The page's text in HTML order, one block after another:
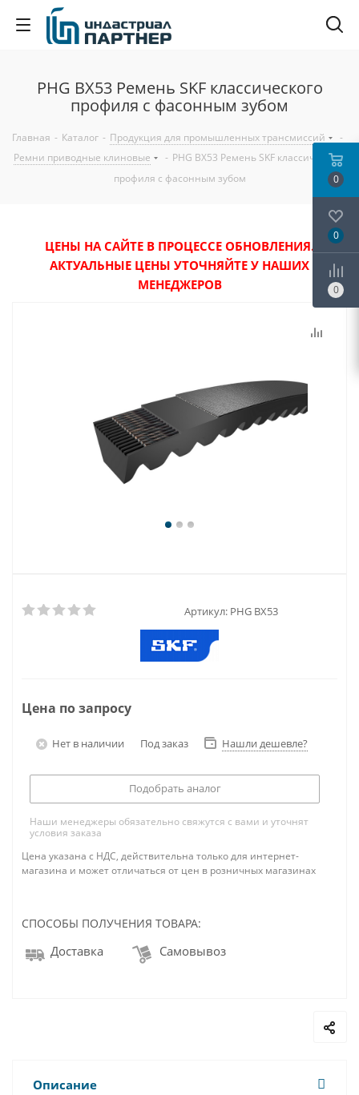
PHG BX53 Ремень SKF классического
профиля с фасонным зубом
Главная - Каталог - Продукция для промышленных трансмиссий
-
Ремни приводные клиновые
- PHG BX53 Ремень SKF классического
профиля с фасонным зубом
ЦЕНЫ НА САЙТЕ В ПРОЦЕССЕ ОБНОВЛЕНИЯ.
АКТУАЛЬНЫЕ ЦЕНЫ УТОЧНЯЙТЕ У НАШИХ
МЕНЕДЖЕРОВ
Артикул: PHG BX53
Цена по запросу
Нет в наличии Под заказ Нашли дешевле?
Подобрать аналог
Наши менеджеры обязательно свяжутся с вами и уточнят
условия заказа
Цена указана с НДС, действительна только для интернет-
магазина и может отличаться от цен в розничных магазинах
СПОСОБЫ ПОЛУЧЕНИЯ ТОВАРА:
Доставка Самовывоз
Описание
0
0
0